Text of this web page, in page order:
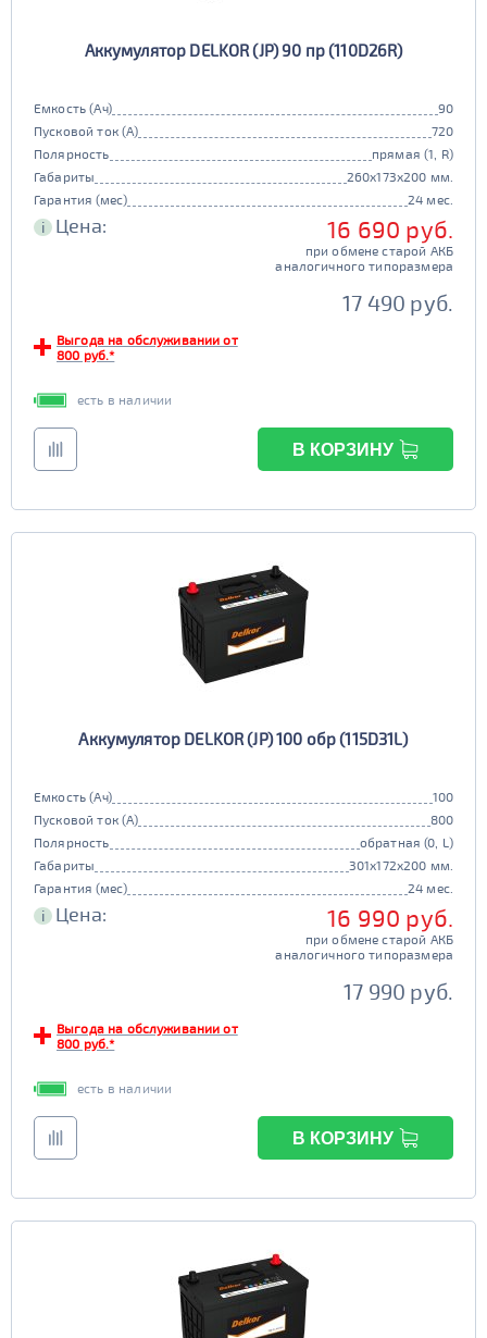
Аккумулятор DELKOR (JP) 90 пр (110D26R)
Емкость (Ач)
90
Пусковой ток (А)
720
Полярность
прямая (1, R)
Габариты
260x173x200 мм.
Гарантия (мес)
24 мес.
i Цена: 16 690 руб.
при обмене старой АКБ
аналогичного типоразмера
17 490 руб.
Выгода на обслуживании от
800 руб.*
есть в наличии
В КОРЗИНУ
Аккумулятор DELKOR (JP) 100 обр (115D31L)
Емкость (Ач)
100
Пусковой ток (А)
800
Полярность
обратная (0, L)
Габариты
301x172x200 мм.
Гарантия (мес)
24 мес.
i Цена: 16 990 руб.
при обмене старой АКБ
аналогичного типоразмера
17 990 руб.
Выгода на обслуживании от
800 руб.*
есть в наличии
В КОРЗИНУ